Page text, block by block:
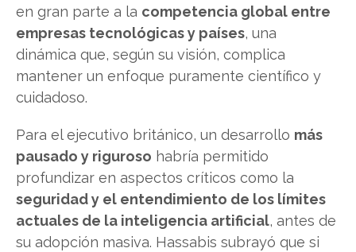
en gran parte a la competencia global entre
empresas tecnológicas y países, una
dinámica que, según su visión, complica
mantener un enfoque puramente científico y
cuidadoso.
Para el ejecutivo británico, un desarrollo más
pausado y riguroso habría permitido
profundizar en aspectos críticos como la
seguridad y el entendimiento de los límites
actuales de la inteligencia artificial, antes de
su adopción masiva. Hassabis subrayó que si